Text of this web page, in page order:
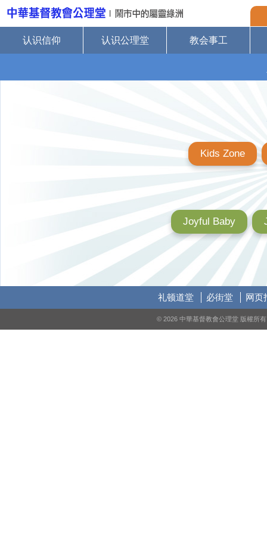
认识信仰 认识公理堂 教会事工
Kids Zone
Joyful Baby
礼顿道堂 必街堂 网页
© 2026 中華基督教會公理堂 版權所